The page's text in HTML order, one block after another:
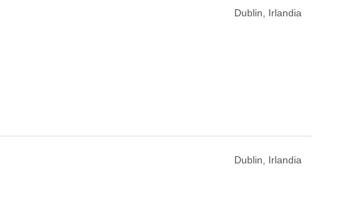
Dublin, Irlandia
Dublin, Irlandia